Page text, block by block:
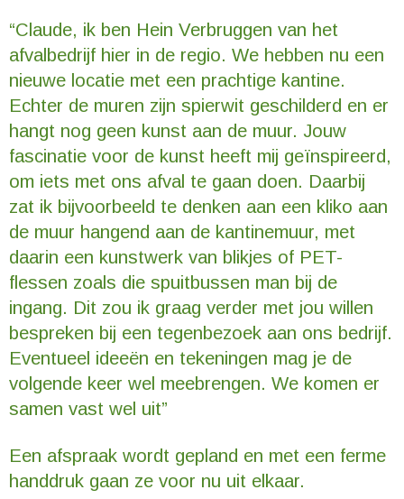
“Claude, ik ben Hein Verbruggen van het
afvalbedrijf hier in de regio. We hebben nu een
nieuwe locatie met een prachtige kantine.
Echter de muren zijn spierwit geschilderd en er
hangt nog geen kunst aan de muur. Jouw
fascinatie voor de kunst heeft mij geïnspireerd,
om iets met ons afval te gaan doen. Daarbij
zat ik bijvoorbeeld te denken aan een kliko aan
de muur hangend aan de kantinemuur, met
daarin een kunstwerk van blikjes of PET-
flessen zoals die spuitbussen man bij de
ingang. Dit zou ik graag verder met jou willen
bespreken bij een tegenbezoek aan ons bedrijf.
Eventueel ideeën en tekeningen mag je de
volgende keer wel meebrengen. We komen er
samen vast wel uit”
Een afspraak wordt gepland en met een ferme
handdruk gaan ze voor nu uit elkaar.